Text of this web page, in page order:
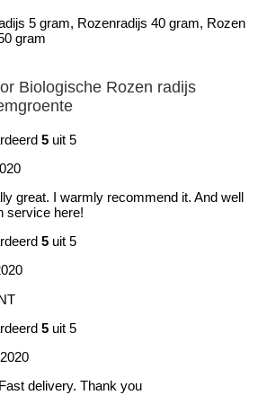
5 gram, Rozenradijs 40 gram, Rozen
gram
Biologische Rozen radijs
5 uit 5
great. I warmly recommend it. And well
service here!
5 uit 5
5 uit 5
delivery. Thank you